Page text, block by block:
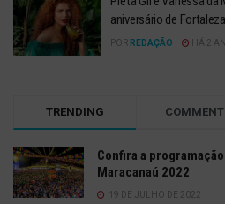
aniversário de Fortaleza
POR REDAÇÃO HÁ 2
TRENDING
Confira a
Maracanaú 2022
19 DE JULHO DE 2022